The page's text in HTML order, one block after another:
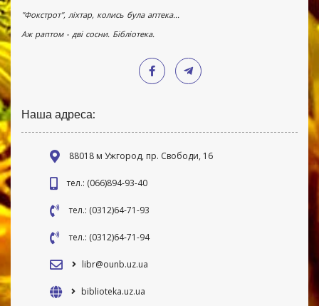
"Фокстрот", ліхтар, колись була аптека...
Аж раптом - дві сосни. Бібліотека.
Наша адреса:
88018 м Ужгород, пр. Свободи, 16
тел.: (066)894-93-40
тел.: (0312)64-71-93
тел.: (0312)64-71-94
libr@ounb.uz.ua
biblioteka.uz.ua